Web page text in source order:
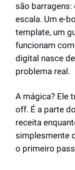
são barragens:
escala. Um e-
template, um
funcionam
digital nasce
problema real.
A mágica? Ele
off. É a parte
receita
simplesmente
o primeiro